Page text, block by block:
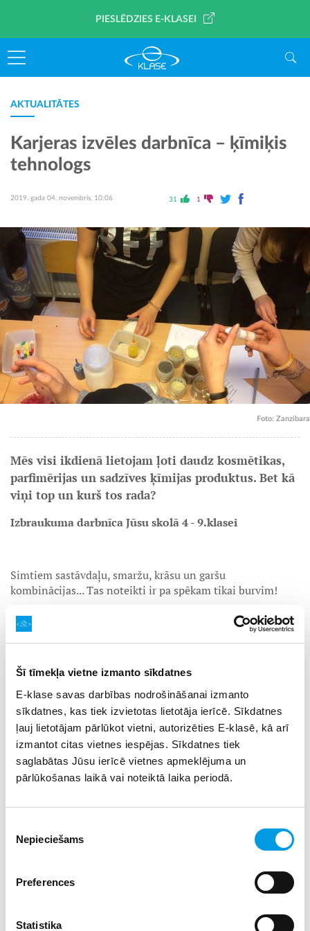
Šī tīmekļa vietne izmanto sīkdatnes
E-klase savas darbības nodrošināšanai izmanto
sīkdatnes, kas tiek izvietotas lietotāja ierīcē. Sīkdatnes
ļauj lietotājam pārlūkot vietni, autorizēties E-klasē, kā arī
izmantot citas vietnes iespējas. Sīkdatnes tiek
saglabātas Jūsu ierīcē vietnes apmeklējuma un
pārlūkošanas laikā vai noteiktā laika periodā.
izvēle
Nepieciešams
Preferences
Statistika
PIESLĒDZIES E-KLASEI
AKTUALITĀTES
Karjeras izvēles darbnīca – ķīmiķis
tehnologs
2019. gada 04. novembris, 10:06 31 1
Foto: Zanzibara
Mēs visi ikdienā lietojam ļoti daudz kosmētikas,
parfimērijas un sadzīves ķīmijas produktus. Bet kā
viņi top un kurš tos rada?
Izbraukuma darbnīca Jūsu skolā 4 - 9.klasei
Simtiem sastāvdaļu, smaržu, krāsu un garšu
kombinācijas... Tas noteikti ir pa spēkam tikai burvim!
Darbnīca tapusi sadarbībā ar Latvijas kosmētikas
ražotājiem “Īstās Jāņa ziepes” un “Bio2You”.
parfimērijas nozarē
Izzināsim cik daudzveidīgi ir produkti, kurus lietojam
(uzdevums komandās), kā top to receptes, kas ir zināmākie
Latvijas uzņēmumi šajā nozarē, nedaudz ielūkosimies
noslēpumainajā ražošanas procesā.
produktus līdzņemšanai. Dalībnieki paši izvēlas
sastāvdaļas, sver, mēra, izdomā produkta nosaukumu un
7 EUR/pers + ceļa izdevumi (Rīga, Pierīga - 10 EUR)
Iekļauti visi materiāli